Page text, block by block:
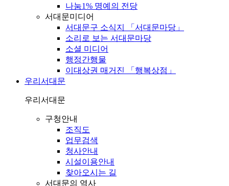
나눔1% 명예의 전당
서대문미디어
서대문구 소식지 「서대문마당」
소리로 보는 서대문마당
소셜 미디어
행정간행물
이대상권 매거진 「행복상점」
우리서대문
우리서대문
구청안내
조직도
업무검색
청사안내
시설이용안내
찾아오시는 길
서대문의 역사